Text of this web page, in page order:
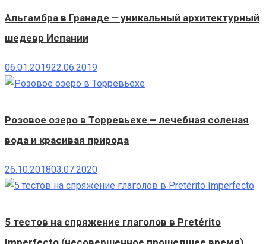
Альгамбра в Гранаде – уникальный архитектурный
шедевр Испании
06.01.201922.06.2019
Розовое озеро в Торревьехе – лечебная соленая
вода и красивая природа
26.10.201803.07.2020
5 тестов на спряжение глаголов в Pretérito